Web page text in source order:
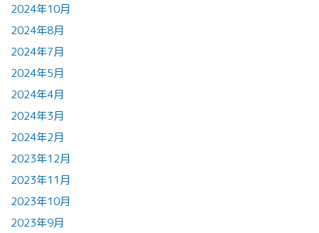
2024年10月
2024年8月
2024年7月
2024年5月
2024年4月
2024年3月
2024年2月
2023年12月
2023年11月
2023年10月
2023年9月